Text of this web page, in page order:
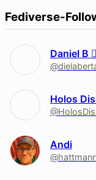
Fediverse-
Daniel B
Holos
Andi